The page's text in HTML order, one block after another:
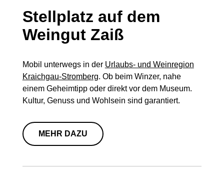
Stellplatz auf dem
Weingut Zaiß
Mobil unterwegs in der Urlaubs- und Weinregion
Kraichgau-Stromberg. Ob beim Winzer, nahe
einem Geheimtipp oder direkt vor dem Museum.
Kultur, Genuss und Wohlsein sind garantiert.
MEHR DAZU